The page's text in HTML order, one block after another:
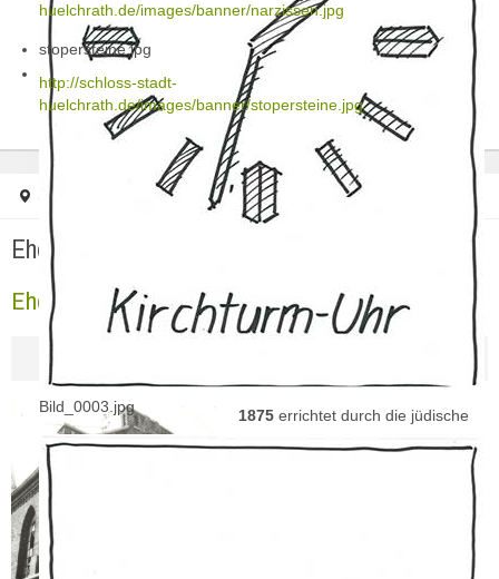
Bild_0003.jpg
huelchrath.de/images/banner/narzissen.jpg
stopersteine.jpg
http://schloss-stadt-
huelchrath.de/images/banner/stopersteine.jpg
Startseite Ehemalige Synagoge (4)
Ehemalige Synagoge (4)
Ehemalige Synagoge (4)
1875 errichtet durch die jüdische
Gemeinde, Nutzung ab 1876 als
Verkauf an einen Hülchrather